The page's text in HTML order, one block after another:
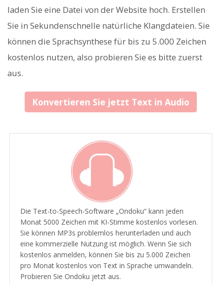
laden Sie eine Datei von der Website hoch. Erstellen
Sie in Sekundenschnelle natürliche Klangdateien. Sie
können die Sprachsynthese für bis zu 5.000 Zeichen
kostenlos nutzen, also probieren Sie es bitte zuerst
aus.
Konvertieren Sie jetzt Text in Audio
Die Text-to-Speech-Software „Ondoku“ kann jeden
Monat 5000 Zeichen mit KI-Stimme kostenlos vorlesen.
Sie können MP3s problemlos herunterladen und auch
eine kommerzielle Nutzung ist möglich. Wenn Sie sich
kostenlos anmelden, können Sie bis zu 5.000 Zeichen
pro Monat kostenlos von Text in Sprache umwandeln.
Probieren Sie Ondoku jetzt aus.